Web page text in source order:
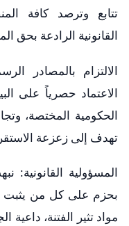
تتابع وترصد كافة
القانونية الرادعة بحق
​الالتزام بالمصادر
الاعتماد حصرياً على
الحكومية المختصة،
تهدف إلى زعزعة
​المسؤولية القانونية:
بحزم على كل من يثبت
مواد تثير الفتنة،